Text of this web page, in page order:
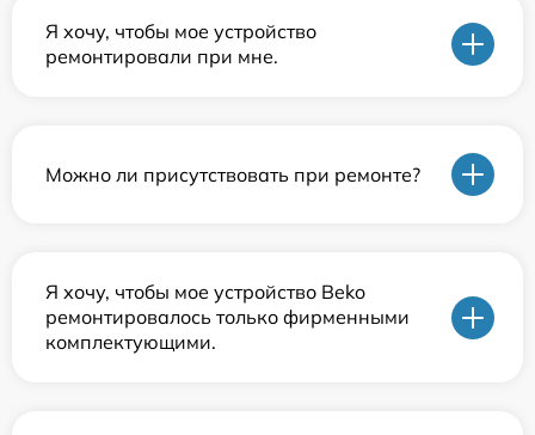
Я хочу, чтобы мое устройство
ремонтировали при мне.
Можно ли присутствовать при ремонте?
Я хочу, чтобы мое устройство Beko
ремонтировалось только фирменными
комплектующими.